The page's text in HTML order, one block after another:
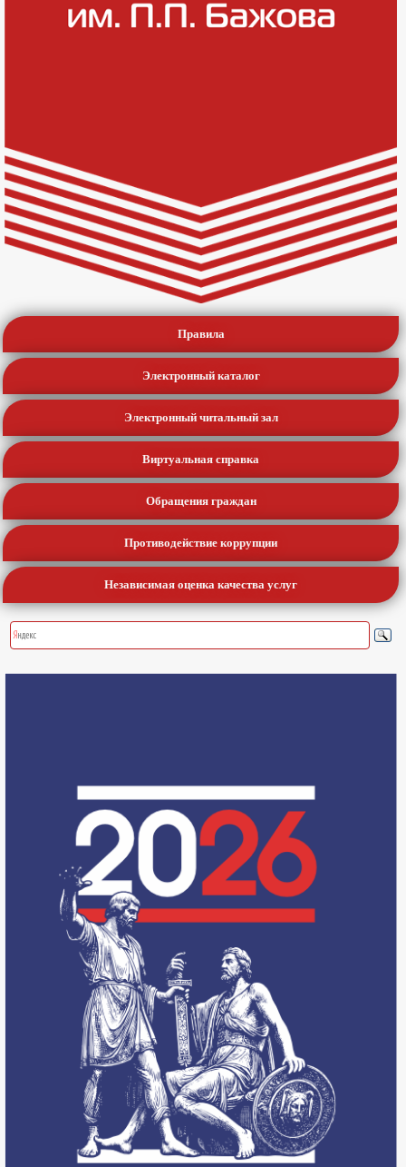
Правила
Электронный каталог
Электронный читальный зал
Виртуальная справка
Обращения граждан
Противодействие коррупции
Независимая оценка качества услуг